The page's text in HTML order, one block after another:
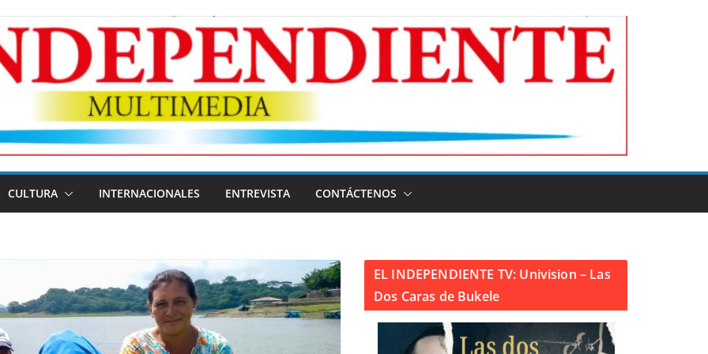
CULTURA INTERNACIONALES ENTREVISTA CONTÁCTENOS
EL INDEPENDIENTE TV: Univision – Las
Dos Caras de Bukele